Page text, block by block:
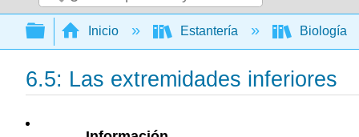
Buscar
Expandir/contraer jerarquía global
Inicio Estantería Biología
6.5: Las extremidades inferiores